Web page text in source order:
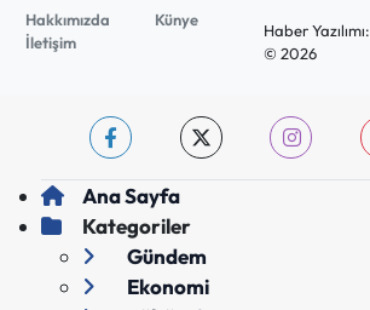
Hakkımızda
Künye
İletişim
Haber Yazılımı:
© 2026
Ana Sayfa
Kategoriler
Gündem
Ekonomi